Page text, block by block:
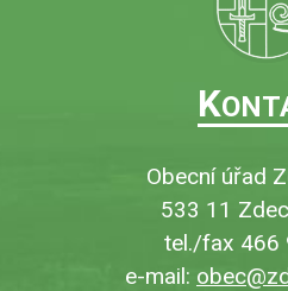
K
Obecní úřad
533 11
tel./fax 466
e-mail: